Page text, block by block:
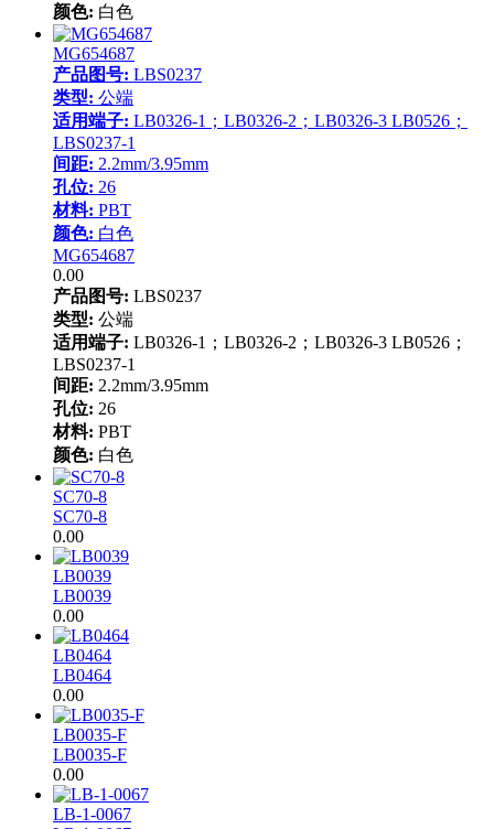
颜色: 白色
MG654687
产品图号: LBS0237
类型: 公端
适用端子: LB0326-1；LB0326-2；LB0326-3 LB0526；
LBS0237-1
间距: 2.2mm/3.95mm
孔位: 26
材料: PBT
颜色: 白色
MG654687
0.00
产品图号: LBS0237
类型: 公端
适用端子: LB0326-1；LB0326-2；LB0326-3 LB0526；
LBS0237-1
间距: 2.2mm/3.95mm
孔位: 26
材料: PBT
颜色: 白色
SC70-8
SC70-8
0.00
LB0039
LB0039
0.00
LB0464
LB0464
0.00
LB0035-F
LB0035-F
0.00
LB-1-0067